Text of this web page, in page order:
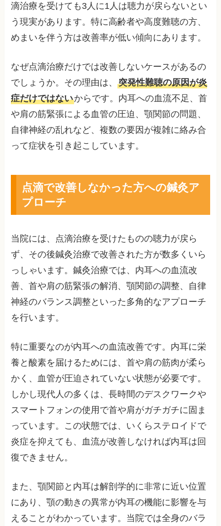
滴治療を受けても3人に1人は聴力が戻らないとい
う現実があります。特に高齢者や高度難聴の方、
めまいを伴う方は改善率が低い傾向にあります。
なぜ点滴治療だけでは改善しないケースがあるの
でしょうか。その理由は、突発性難聴の原因が炎
症だけではないからです。内耳への血流不足、首
や肩の筋緊張による血管の圧迫、顎関節の問題、
自律神経の乱れなど、複数の要因が複雑に絡み合
って症状を引き起こしています。
点滴で改善しなかった方への鍼灸ア
プローチ
当院には、点滴治療を受けたものの聴力が戻ら
ず、その後鍼灸治療で改善された方が数多くいら
っしゃいます。鍼灸治療では、内耳への血流改
善、首や肩の筋緊張の解消、顎関節の調整、自律
神経のバランス調整といった多角的なアプローチ
を行います。
特に重要なのが内耳への血流改善です。内耳に栄
養と酸素を届けるためには、首や肩の筋肉が柔ら
かく、血管が圧迫されていない状態が必要です。
しかし現代人の多くは、長時間のデスクワークや
スマートフォンの使用で首や肩がガチガチに固ま
っています。この状態では、いくらステロイドで
炎症を抑えても、血流が改善しなければ内耳は回
復できません。
また、顎関節と内耳は解剖学的に非常に近い位置
にあり、顎の動きの異常が内耳の機能に影響を与
えることがわかっています。当院では全身のバラ